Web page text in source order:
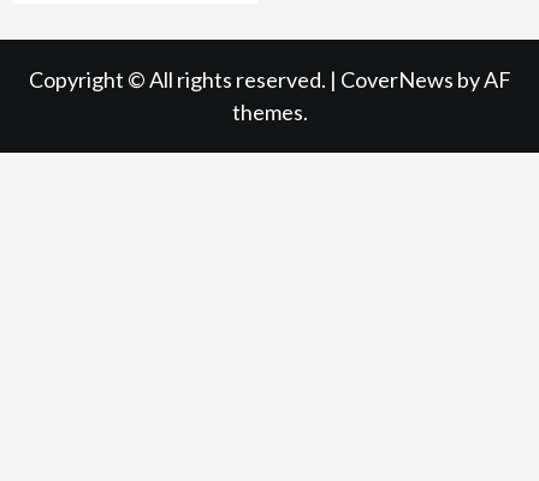
Copyright © All rights reserved. | CoverNews by AF
themes.